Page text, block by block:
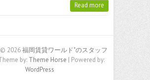
Read more
2026福岡賃貸ワールド"のスタッフ
by: Theme Horse | Powered by:
WordPress